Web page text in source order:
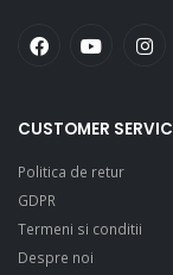
CUSTOMER
Politica de retur
GDPR
Termeni si conditii
Despre noi